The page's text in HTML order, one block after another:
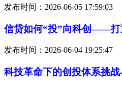
发布时间：2026-06-05 17:59:03
信贷如何“投”向科创——打
发布时间：2026-06-04 19:25:47
科技革命下的创投体系挑